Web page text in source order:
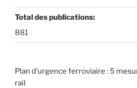
Total des publications:
881
Plan d’urgence ferroviaire : 5
rail